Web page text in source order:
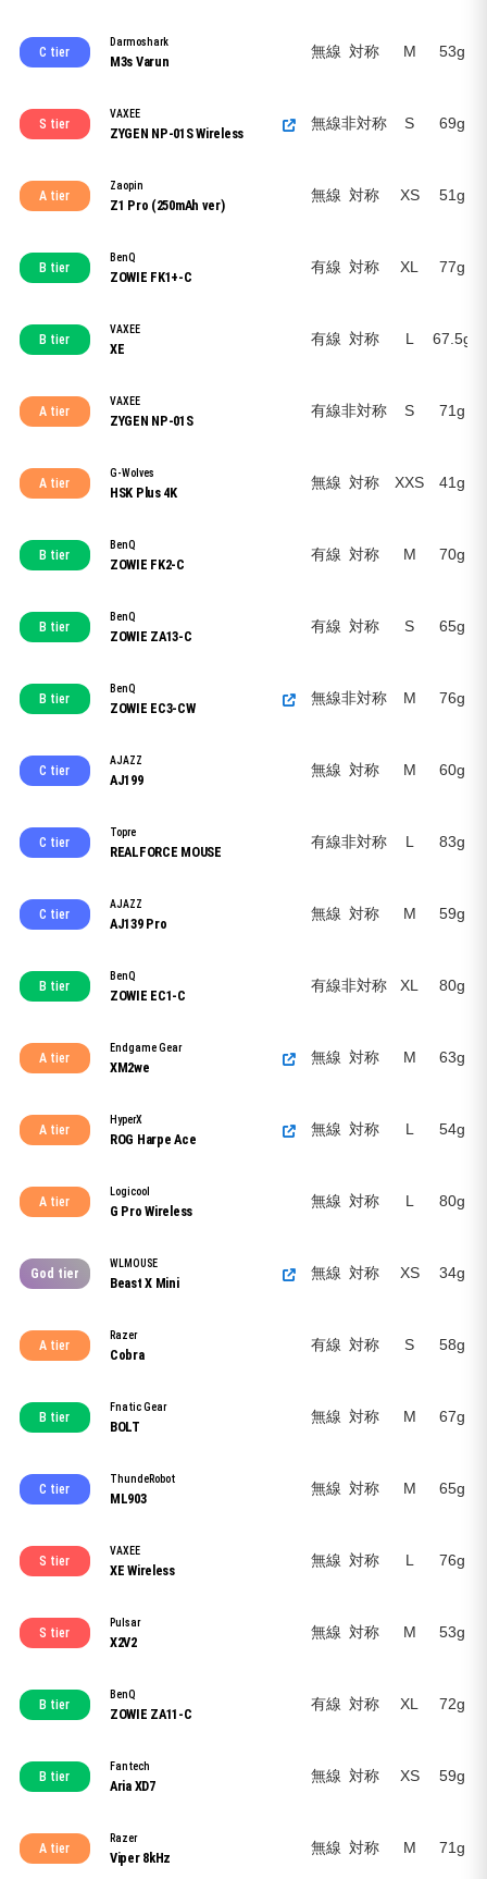
C tier
Darmoshark
M3s Varun
無線 対称 M 53g
S tier
VAXEE
ZYGEN NP-01S Wireless
無線非対称 S 69g
A tier
Zaopin
Z1 Pro (250mAh ver)
無線 対称 XS 51g
B tier
BenQ
ZOWIE FK1+-C
有線 対称 XL 77g
B tier
VAXEE
XE
有線 対称 L 67.5g
A tier
VAXEE
ZYGEN NP-01S
有線非対称 S 71g
A tier
G-Wolves
HSK Plus 4K
無線 対称 XXS 41g
B tier
BenQ
ZOWIE FK2-C
有線 対称 M 70g
B tier
BenQ
ZOWIE ZA13-C
有線 対称 S 65g
B tier
BenQ
ZOWIE EC3-CW
無線非対称 M 76g
C tier
AJAZZ
AJ199
無線 対称 M 60g
C tier
Topre
REALFORCE MOUSE
有線非対称 L 83g
C tier
AJAZZ
AJ139 Pro
無線 対称 M 59g
B tier
BenQ
ZOWIE EC1-C
有線非対称 XL 80g
A tier
Endgame Gear
XM2we
無線 対称 M 63g
A tier
HyperX
ROG Harpe Ace
無線 対称 L 54g
A tier
Logicool
G Pro Wireless
無線 対称 L 80g
God tier
WLMOUSE
Beast X Mini
無線 対称 XS 34g
A tier
Razer
Cobra
有線 対称 S 58g
B tier
Fnatic Gear
BOLT
無線 対称 M 67g
C tier
ThundeRobot
ML903
無線 対称 M 65g
S tier
VAXEE
XE Wireless
無線 対称 L 76g
S tier
Pulsar
X2V2
無線 対称 M 53g
B tier
BenQ
ZOWIE ZA11-C
有線 対称 XL 72g
B tier
Fantech
Aria XD7
無線 対称 XS 59g
A tier
Razer
Viper 8kHz
無線 対称 M 71g